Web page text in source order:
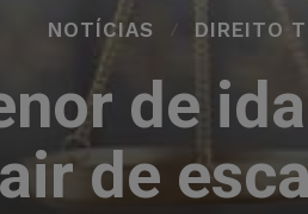
NOTÍCIAS DIREITO
de
de